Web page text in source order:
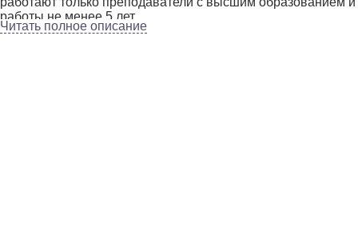
работы не менее 5 лет.
Читать полное описание